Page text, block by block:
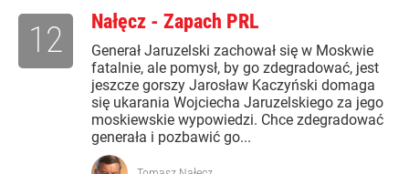
Nałęcz - Zapach PRL
Generał Jaruzelski zachował się w Moskwie
fatalnie, ale pomysł, by go zdegradować, jest
jeszcze gorszy Jarosław Kaczyński domaga
się ukarania Wojciecha Jaruzelskiego za jego
moskiewskie wypowiedzi. Chce zdegradować
generała i pozbawić go...
12